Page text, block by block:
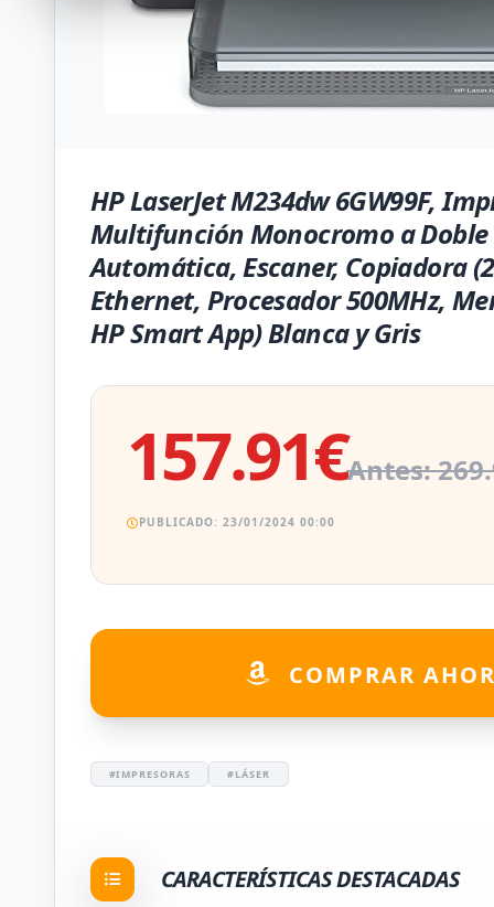
HP LaserJet M234dw 6GW99F,
Multifunción Monocromo a Doble
Automática, Escaner, Copiadora
Ethernet, Procesador 500MHz,
HP Smart App) Blanca y Gris
157.91€Antes:
PUBLICADO: 23/01/2024 00:00
COMPRAR
#IMPRESORAS #LÁSER
CARACTERÍSTICAS DESTACADAS